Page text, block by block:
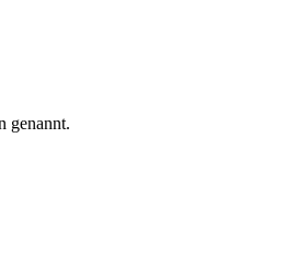
genannt.